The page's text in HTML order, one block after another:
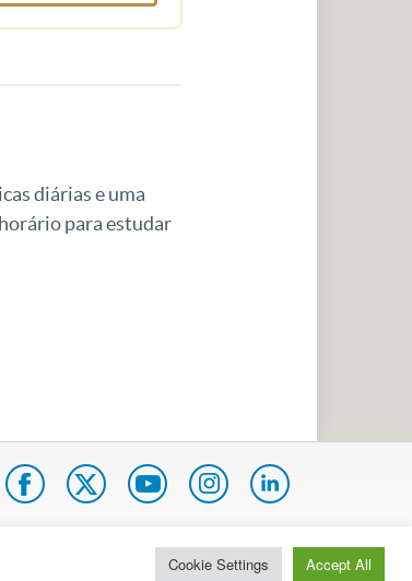
diárias e uma
para estudar
Cookie Settings Accept All